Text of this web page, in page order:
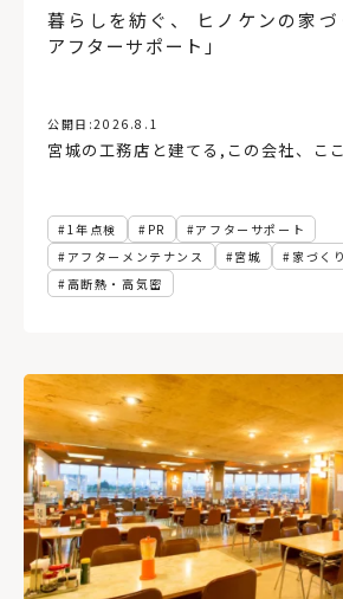
アルヴァ・アアルト
複合施設 農村
根室
バルコニー
セイナヨキ
ホテル
LDK テラス Ⅱ型キッ
おもちゃ美術館
壁 分散型ホテル
書店
ブレイスメイキング 場づくり
インテリアコーディネート
ヘルシンキ
手すり バリアフリー
宮城県
資産価値
気候変動
地球温暖化
横型ブラインド、インテリア
ウィンドウトリートメント
アトリ
インテリアグリーン
ヌック マルシ
空き家
玄関ポーチ ショールーム
蓄エネ
創エネ 北見市 吹き抜け
コンテナハウス
アアルト 省エ
暮らしを紡ぐ、 ヒノケンの家
アフターサポート」
公開日:2026.8.1
宮城の工務店と建てる , この会社、こ
1年点検 PR
アフターサポート
アフターメンテナンス
宮城 家づくり
高断熱・高気密